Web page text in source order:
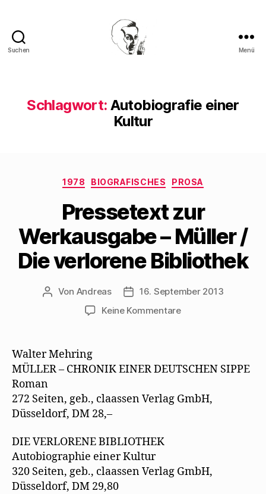
Suchen Menü
Schlagwort: Autobiografie einer
Kultur
Kategorien
1978 BIOGRAFISCHES PROSA
Pressetext zur
Werkausgabe – Müller /
Die verlorene Bibliothek
Beitragsautor
Von Andreas Beitragsdatum
16. September 2013
Keine Kommentarezu
Müller
Die
Walter Mehring
MÜLLER – CHRONIK EINER DEUTSCHEN SIPPE
Roman
272 Seiten, geb., claassen Verlag GmbH,
Düsseldorf, DM 28,–
DIE VERLORENE BIBLIOTHEK
Autobiographie einer Kultur
320 Seiten, geb., claassen Verlag GmbH,
Düsseldorf, DM 29,80